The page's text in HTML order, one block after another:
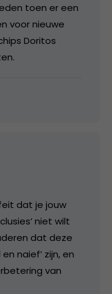
toen er een
voor nieuwe
Doritos
dat je jouw
niet wilt
dat deze
naief’ zijn, en
van